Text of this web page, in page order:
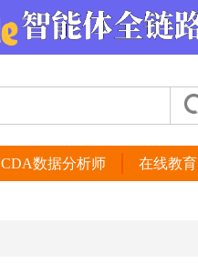
CDA数据分析师 在线教育